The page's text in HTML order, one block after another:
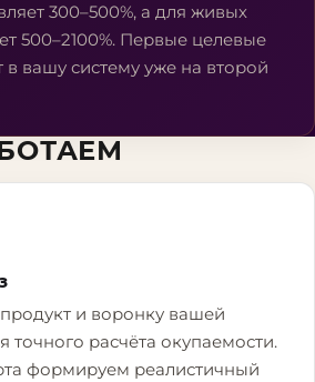
300–500%, а для живых
500–2100%. Первые целевые
в вашу систему уже на второй
и воронку вашей
расчёта окупаемости.
формируем реалистичный